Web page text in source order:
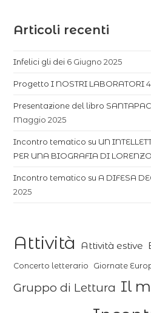
Articoli recenti
Infelici gli dei 6 Giugno 2025
Progetto I NOSTRI LABORATORI
Presentazione del libro
Maggio 2025
Incontro tematico su UN
PER UNA BIOGRAFIA DI
Incontro tematico su A DIFESA
2025
Attività Attività estive
Concerto letterario Giornate
Gruppo di Lettura Il